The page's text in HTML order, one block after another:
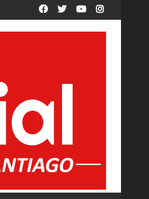
Privada